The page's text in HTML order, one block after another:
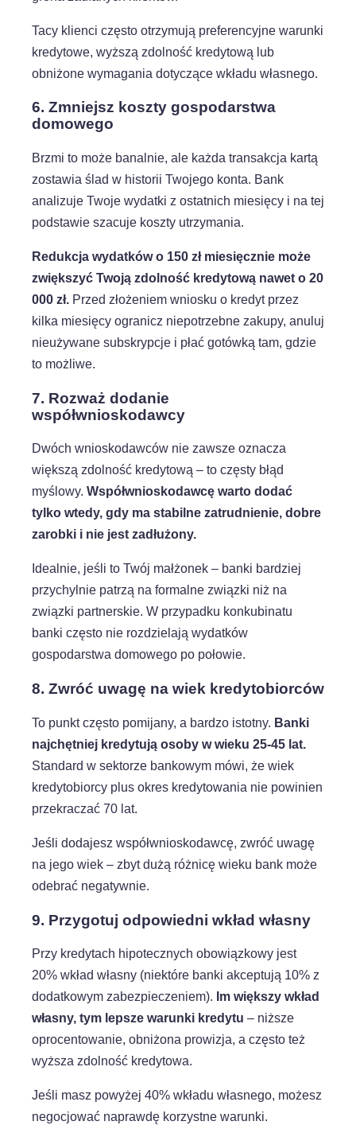
Tacy klienci często otrzymują preferencyjne warunki
kredytowe, wyższą zdolność kredytową lub
obniżone wymagania dotyczące wkładu własnego.
6. Zmniejsz koszty gospodarstwa
domowego
Brzmi to może banalnie, ale każda transakcja kartą
zostawia ślad w historii Twojego konta. Bank
analizuje Twoje wydatki z ostatnich miesięcy i na tej
podstawie szacuje koszty utrzymania.
Redukcja wydatków o 150 zł miesięcznie może
zwiększyć Twoją zdolność kredytową nawet o 20
000 zł. Przed złożeniem wniosku o kredyt przez
kilka miesięcy ogranicz niepotrzebne zakupy, anuluj
nieużywane subskrypcje i płać gotówką tam, gdzie
to możliwe.
7. Rozważ dodanie
współwnioskodawcy
Dwóch wnioskodawców nie zawsze oznacza
większą zdolność kredytową – to częsty błąd
myślowy. Współwnioskodawcę warto dodać
tylko wtedy, gdy ma stabilne zatrudnienie, dobre
zarobki i nie jest zadłużony.
Idealnie, jeśli to Twój małżonek – banki bardziej
przychylnie patrzą na formalne związki niż na
związki partnerskie. W przypadku konkubinatu
banki często nie rozdzielają wydatków
gospodarstwa domowego po połowie.
8. Zwróć uwagę na wiek kredytobiorców
To punkt często pomijany, a bardzo istotny. Banki
najchętniej kredytują osoby w wieku 25-45 lat.
Standard w sektorze bankowym mówi, że wiek
kredytobiorcy plus okres kredytowania nie powinien
przekraczać 70 lat.
Jeśli dodajesz współwnioskodawcę, zwróć uwagę
na jego wiek – zbyt dużą różnicę wieku bank może
odebrać negatywnie.
9. Przygotuj odpowiedni wkład własny
Przy kredytach hipotecznych obowiązkowy jest
20% wkład własny (niektóre banki akceptują 10% z
dodatkowym zabezpieczeniem). Im większy wkład
własny, tym lepsze warunki kredytu – niższe
oprocentowanie, obniżona prowizja, a często też
wyższa zdolność kredytowa.
Jeśli masz powyżej 40% wkładu własnego, możesz
negocjować naprawdę korzystne warunki.
Dostosujemy się do Ciebie
Używamy ciasteczek, dzięki którym nasza strona jest dla
Ciebie bardziej przyjazna i działa niezawodnie. Pozwalają
one również dopasować treści i reklamy do Twoich
zainteresowań.
Jeśli się nie zgodzisz, reklamy nadal będą się wyświetlać,
ale nie będą dopasowane do Ciebie